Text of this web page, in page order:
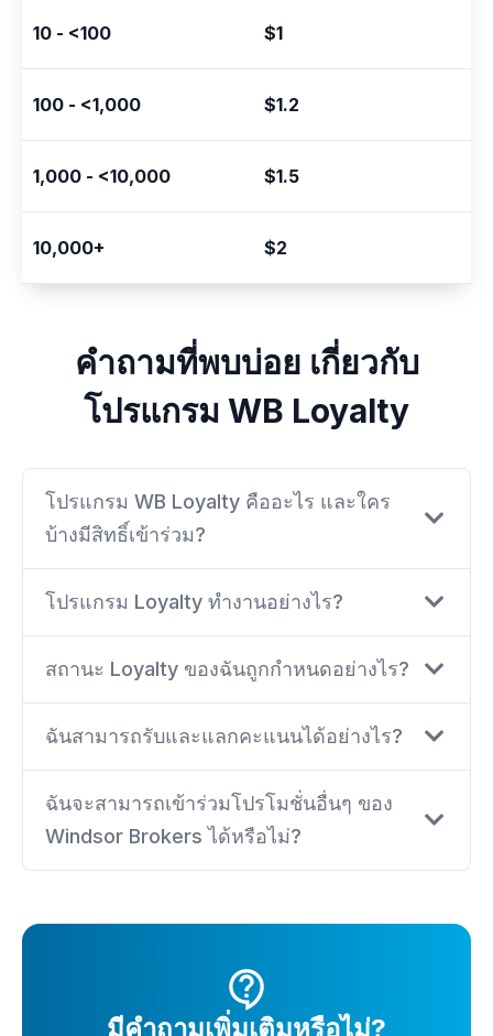
10 - <100 $1
100 - <1,000 $1.2
1,000 - <10,000 $1.5
10,000+ $2
คำถามที่พบบ่อย เกี่ยวกับ
โปรแกรม WB Loyalty
โปรแกรม WB Loyalty คืออะไร และใคร
บ้างมีสิทธิ์เข้าร่วม?
โปรแกรม Loyalty ทำงานอย่างไร?
สถานะ Loyalty ของฉันถูกกำหนดอย่างไร?
ฉันสามารถรับและแลกคะแนนได้อย่างไร?
ฉันจะสามารถเข้าร่วมโปรโมชั่นอื่นๆ ของ
Windsor Brokers ได้หรือไม่?
มีคำถามเพิ่มเติมหรือไม่?